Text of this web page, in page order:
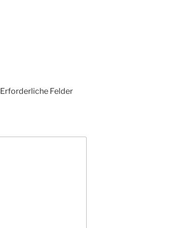
Erforderliche Felder